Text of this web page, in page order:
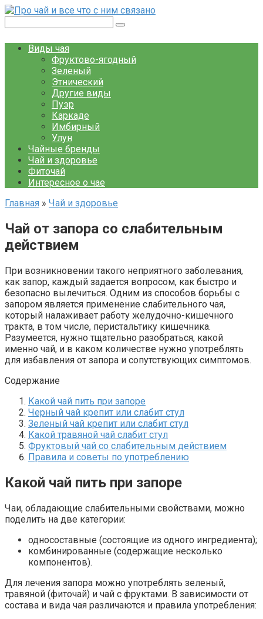
Перейти
контенту
Виды чая
Фруктово-ягодный
Зеленый
Этнический
Другие виды
Пуэр
Каркаде
Имбирный
Улун
Чайные бренды
Чай и здоровье
Фиточай
Интересное о чае
Главная » Чай и здоровье
Чай от запора со слабительным
действием
При возникновении такого неприятного заболевания,
как запор, каждый задается вопросом, как быстро и
безопасно вылечиться. Одним из способов борьбы с
запором является применение слабительного чая,
который налаживает работу желудочно-кишечного
тракта, в том числе, перистальтику кишечника.
Разумеется, нужно тщательно разобраться, какой
именно чай, и в каком количестве нужно употреблять
для избавления от запора и сопутствующих симптомов.
Содержание
Какой чай пить при запоре
Черный чай крепит или слабит стул
Зеленый чай крепит или слабит стул
Какой травяной чай слабит стул
Фруктовый чай со слабительным действием
Правила и советы по употреблению
Какой чай пить при запоре
Чаи, обладающие слабительными свойствами, можно
поделить на две категории:
односоставные (состоящие из одного ингредиента);
комбинированные (содержащие несколько
компонентов).
Для лечения запора можно употреблять зеленый,
травяной (фиточай) и чай с фруктами. В зависимости от
состава и вида чая различаются и правила употребления: